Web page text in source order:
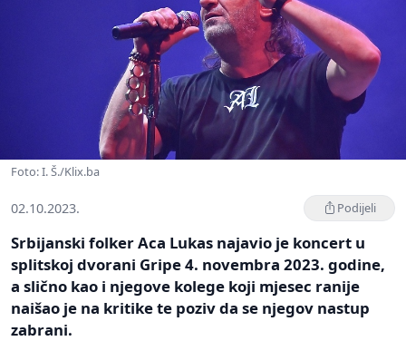
Foto: I. Š./Klix.ba
02.10.2023. Podijeli
Srbijanski folker Aca Lukas najavio je koncert u
splitskoj dvorani Gripe 4. novembra 2023. godine,
a slično kao i njegove kolege koji mjesec ranije
naišao je na kritike te poziv da se njegov nastup
zabrani.